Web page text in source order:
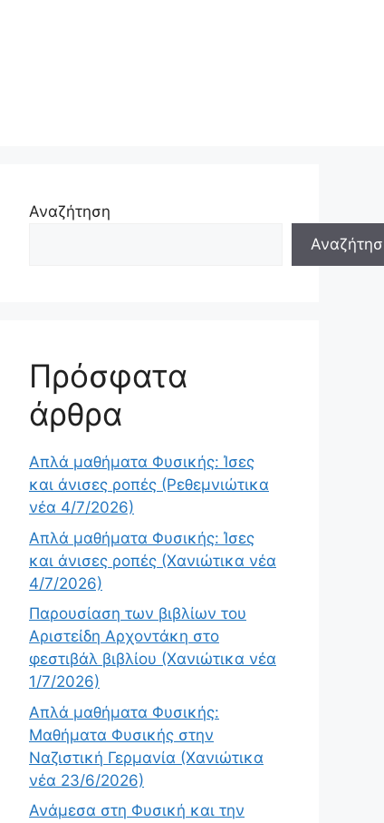
Αναζήτηση
Πρόσφατα
άρθρα
Απλά μαθήματα Φυσικής: Ίσες
και άνισες ροπές (Ρεθεμνιώτικα
νέα 4/7/2026)
Απλά μαθήματα Φυσικής: Ίσες
και άνισες ροπές (Χανιώτικα νέα
4/7/2026)
Παρουσίαση των βιβλίων του
Αριστείδη Αρχοντάκη στο
φεστιβάλ βιβλίου (Χανιώτικα νέα
1/7/2026)
Απλά μαθήματα Φυσικής:
Μαθήματα Φυσικής στην
Ναζιστική Γερμανία (Χανιώτικα
νέα 23/6/2026)
Ανάμεσα στη Φυσική και την